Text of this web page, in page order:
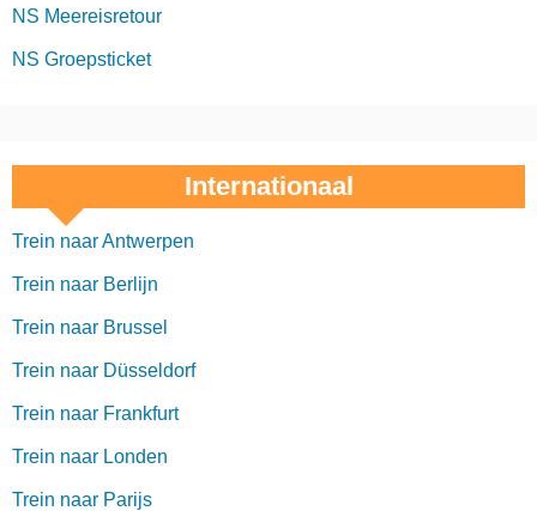
NS Meereisretour
NS Groepsticket
Internationaal
Trein naar Antwerpen
Trein naar Berlijn
Trein naar Brussel
Trein naar Düsseldorf
Trein naar Frankfurt
Trein naar Londen
Trein naar Parijs